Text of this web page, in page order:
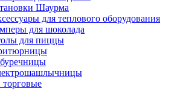
Шаурма
для теплового оборудования
для шоколада
для пиццы
торговые